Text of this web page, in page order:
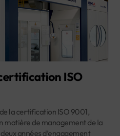
ISO
la certification ISO 9001,
matière de management de la
années d’engagement